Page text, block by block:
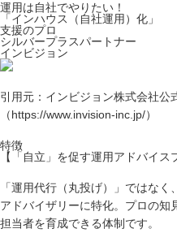
運用は自社でやりたい！
「インハウス（自社運用）化」
支援のプロ
シルバープラスパートナー
インビジョン
引用元：インビジョン株式会社公
（https://www.invision-inc.jp/）
特徴
【「自立」を促す運用アドバイス
「運用代行（丸投げ）」ではな
アドバイザリーに特化。プロの知
担当者を育成できる体制です。